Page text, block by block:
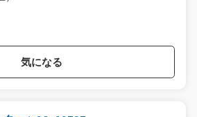
気になる